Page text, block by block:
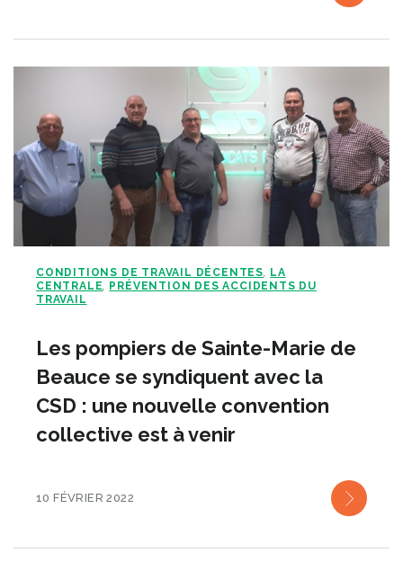
CONDITIONS DE TRAVAIL DÉCENTES
LA
CENTRALE
PRÉVENTION DES ACCIDENTS DU
TRAVAIL
Les pompiers de Sainte-Marie de
Beauce se syndiquent avec la
CSD : une nouvelle convention
collective est à venir
10 FÉVRIER 2022